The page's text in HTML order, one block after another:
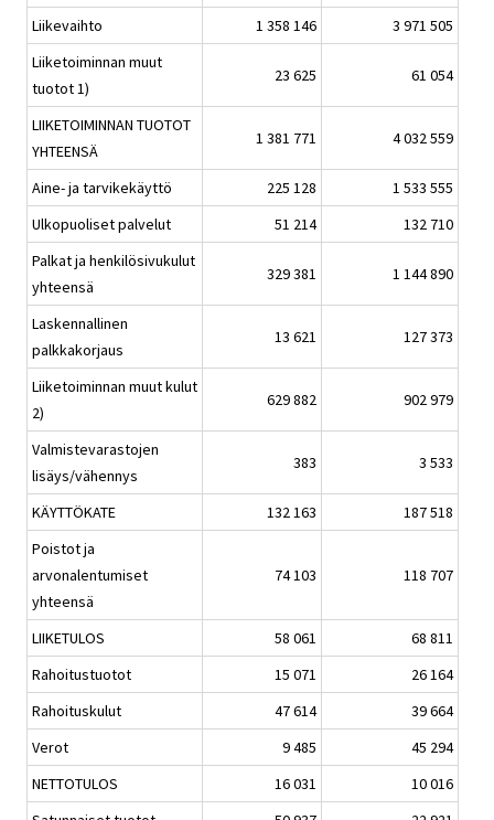
Liikevaihto
1 358 146
3 971 505
Liiketoiminnan muut
tuotot 1)
23 625 61 054
LIIKETOIMINNAN TUOTOT
YHTEENSÄ
1 381 771 4 032 559
Aine- ja tarvikekäyttö 225 128
1 533 555
Ulkopuoliset palvelut
51 214
132 710
Palkat ja henkilösivukulut
yhteensä
329 381 1 144 890
Laskennallinen
palkkakorjaus
13 621 127 373
Liiketoiminnan muut kulut
2)
629 882 902 979
Valmistevarastojen
lisäys/vähennys
383 3 533
KÄYTTÖKATE 132 163
187 518
Poistot ja
arvonalentumiset
yhteensä
74 103 118 707
LIIKETULOS 58 061
68 811
Rahoitustuotot
15 071
26 164
Rahoituskulut
47 614
39 664
Verot
9 485
45 294
NETTOTULOS
16 031
10 016